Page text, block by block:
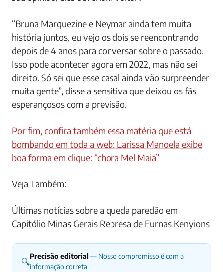
“Bruna Marquezine e Neymar ainda tem muita
história juntos, eu vejo os dois se reencontrando
depois de 4 anos para conversar sobre o passado.
Isso pode acontecer agora em 2022, mas não sei
direito. Só sei que esse casal ainda vão surpreender
muita gente”, disse a sensitiva que deixou os fãs
esperançosos com a previsão.
Por fim, confira também essa matéria que está
bombando em toda a web: Larissa Manoela exibe
boa forma em clique: “chora Mel Maia”
Veja Também:
Últimas notícias sobre a queda paredão em
Capitólio Minas Gerais Represa de Furnas Kenyions
🔍Precisão editorial — Nosso compromisso é com a
informação correta.